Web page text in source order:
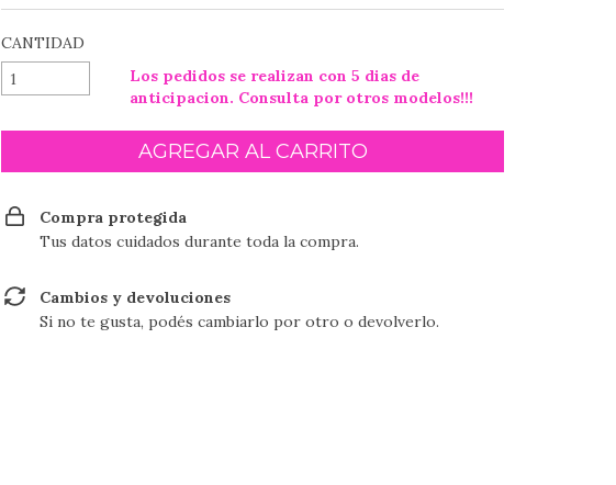
CANTIDAD
Los pedidos se realizan con 5 dias de
anticipacion. Consulta por otros modelos!!!
Compra protegida
Tus datos cuidados durante toda la compra.
Cambios y devoluciones
Si no te gusta, podés cambiarlo por otro o devolverlo.